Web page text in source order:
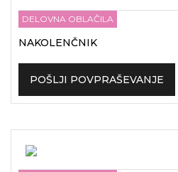
DELOVNA OBLAČILA
NAKOLENČNIK
POŠLJI POVPRAŠEVANJE